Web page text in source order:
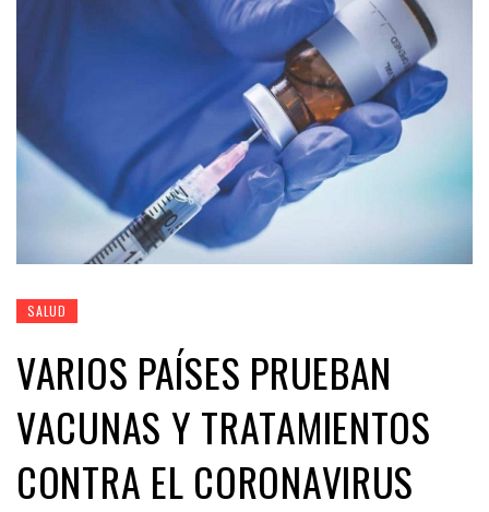
SALUD
VARIOS PAÍSES PRUEBAN
VACUNAS Y TRATAMIENTOS
CONTRA EL CORONAVIRUS